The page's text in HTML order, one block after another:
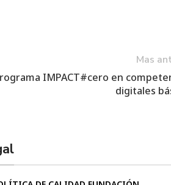
Mas
IMPACT#cero en
digitales